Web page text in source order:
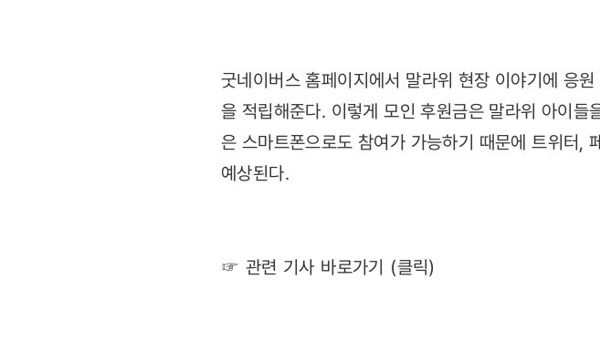
(2011.12.12)
굿네이버스 홈페이지에서 말라위 현장 이야기에 응
을 적립해준다. 이렇게 모인 후원금은 말라위 아이
은 스마트폰으로도 참여가 가능하기 때문에 트위터,
예상된다.
☞ 관련 기사 바로가기 (클릭)